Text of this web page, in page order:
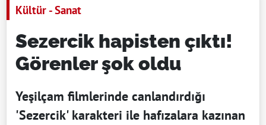
Kültür - Sanat
Sezercik hapisten çıktı!
Görenler şok oldu
Yeşilçam filmlerinde canlandırdığı
'Sezercik' karakteri ile hafızalara kazınan